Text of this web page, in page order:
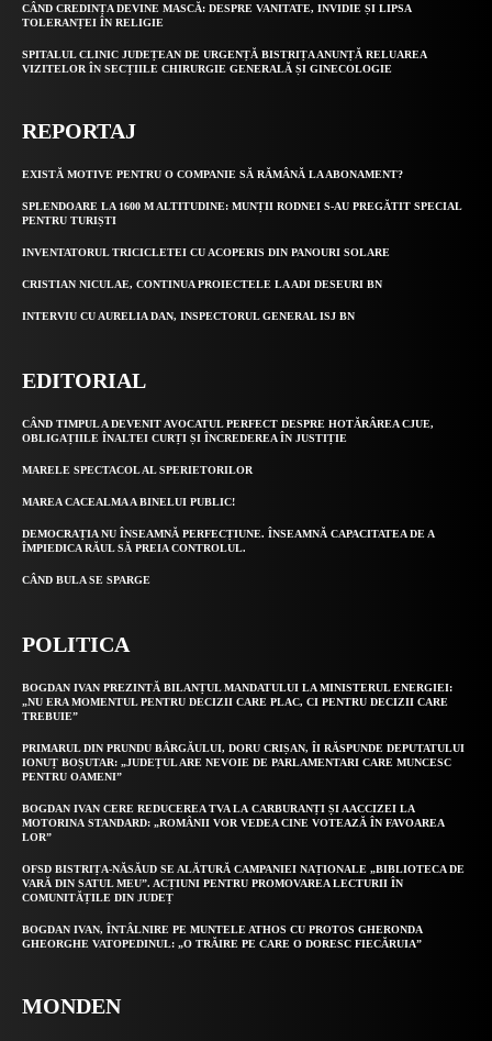
CÂND CREDINȚA DEVINE MASCĂ: DESPRE VANITATE, INVIDIE ȘI LIPSA
TOLERANȚEI ÎN RELIGIE
SPITALUL CLINIC JUDEȚEAN DE URGENȚĂ BISTRIȚA ANUNȚĂ RELUAREA
VIZITELOR ÎN SECȚIILE CHIRURGIE GENERALĂ ȘI GINECOLOGIE
REPORTAJ
EXISTĂ MOTIVE PENTRU O COMPANIE SĂ RĂMÂNĂ LA ABONAMENT?
SPLENDOARE LA 1600 M ALTITUDINE: MUNȚII RODNEI S-AU PREGĂTIT SPECIAL
PENTRU TURIȘTI
INVENTATORUL TRICICLETEI CU ACOPERIS DIN PANOURI SOLARE
CRISTIAN NICULAE, CONTINUA PROIECTELE LA ADI DESEURI BN
INTERVIU CU AURELIA DAN, INSPECTORUL GENERAL ISJ BN
EDITORIAL
CÂND TIMPUL A DEVENIT AVOCATUL PERFECT DESPRE HOTĂRÂREA CJUE,
OBLIGAȚIILE ÎNALTEI CURȚI ȘI ÎNCREDEREA ÎN JUSTIȚIE
MARELE SPECTACOL AL SPERIETORILOR
MAREA CACEALMA A BINELUI PUBLIC!
DEMOCRAȚIA NU ÎNSEAMNĂ PERFECȚIUNE. ÎNSEAMNĂ CAPACITATEA DE A
ÎMPIEDICA RĂUL SĂ PREIA CONTROLUL.
CÂND BULA SE SPARGE
POLITICA
BOGDAN IVAN PREZINTĂ BILANȚUL MANDATULUI LA MINISTERUL ENERGIEI:
„NU ERA MOMENTUL PENTRU DECIZII CARE PLAC, CI PENTRU DECIZII CARE
TREBUIE”
PRIMARUL DIN PRUNDU BÂRGĂULUI, DORU CRIȘAN, ÎI RĂSPUNDE DEPUTATULUI
IONUȚ BOȘUTAR: „JUDEȚUL ARE NEVOIE DE PARLAMENTARI CARE MUNCESC
PENTRU OAMENI”
BOGDAN IVAN CERE REDUCEREA TVA LA CARBURANȚI ȘI AACCIZEI LA
MOTORINA STANDARD: „ROMÂNII VOR VEDEA CINE VOTEAZĂ ÎN FAVOAREA
LOR”
OFSD BISTRIȚA-NĂSĂUD SE ALĂTURĂ CAMPANIEI NAȚIONALE „BIBLIOTECA DE
VARĂ DIN SATUL MEU”. ACȚIUNI PENTRU PROMOVAREA LECTURII ÎN
COMUNITĂȚILE DIN JUDEȚ
BOGDAN IVAN, ÎNTÂLNIRE PE MUNTELE ATHOS CU PROTOS GHERONDA
GHEORGHE VATOPEDINUL: „O TRĂIRE PE CARE O DORESC FIECĂRUIA”
MONDEN